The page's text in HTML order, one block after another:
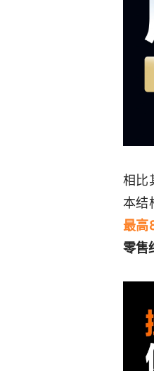
相比
本结
最高
零售